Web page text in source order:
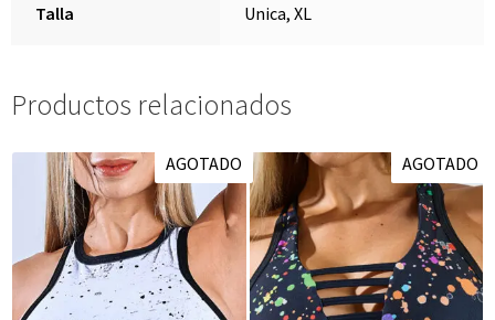
Talla Unica, XL
Productos relacionados
AGOTADO AGOTADO